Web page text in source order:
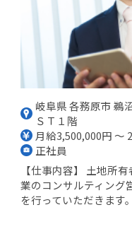
岐阜県 各務原市
ＳＴ１階
月給3,500,000円 ～
正社員
【仕事内容】 土地所
業のコンサルティング
を行っていただきます